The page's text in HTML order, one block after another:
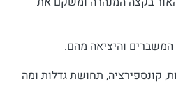
המשברים והיציאה מהם.
קונספירציה, תחושת גדלות ומה